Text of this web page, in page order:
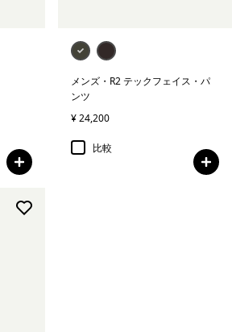
メンズ・R2 テックフェイス・パ
ンツ
¥ 24,200
比較